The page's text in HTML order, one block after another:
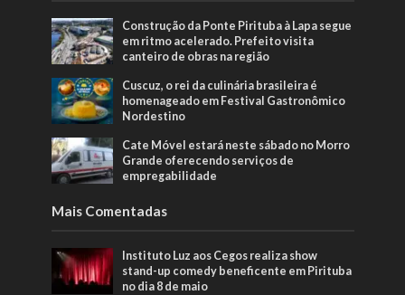
Construção da Ponte Pirituba à Lapa segue
em ritmo acelerado. Prefeito visita
canteiro de obras na região
Cuscuz, o rei da culinária brasileira é
homenageado em Festival Gastronômico
Nordestino
Cate Móvel estará neste sábado no Morro
Grande oferecendo serviços de
empregabilidade
Mais Comentadas
Instituto Luz aos Cegos realiza show
stand-up comedy beneficente em Pirituba
no dia 8 de maio